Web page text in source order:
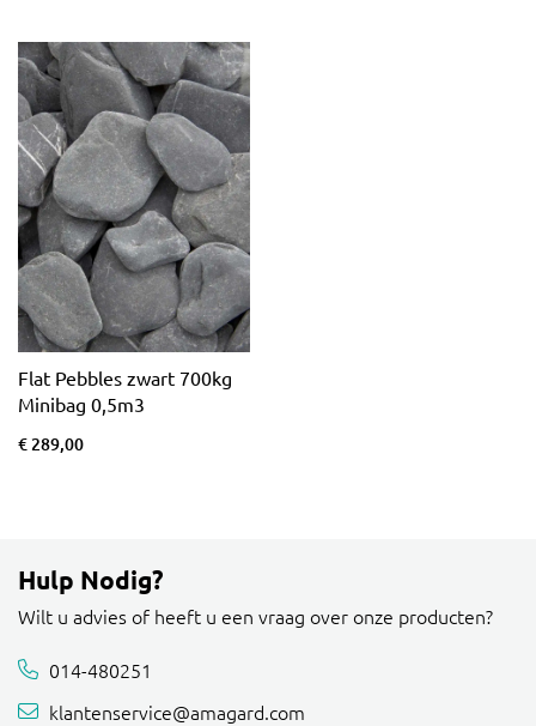
Flat Pebbles zwart 700kg
Minibag 0,5m3
€ 289,00
Hulp Nodig?
Wilt u advies of heeft u een vraag over onze producten?
014-480251
klantenservice@amagard.com